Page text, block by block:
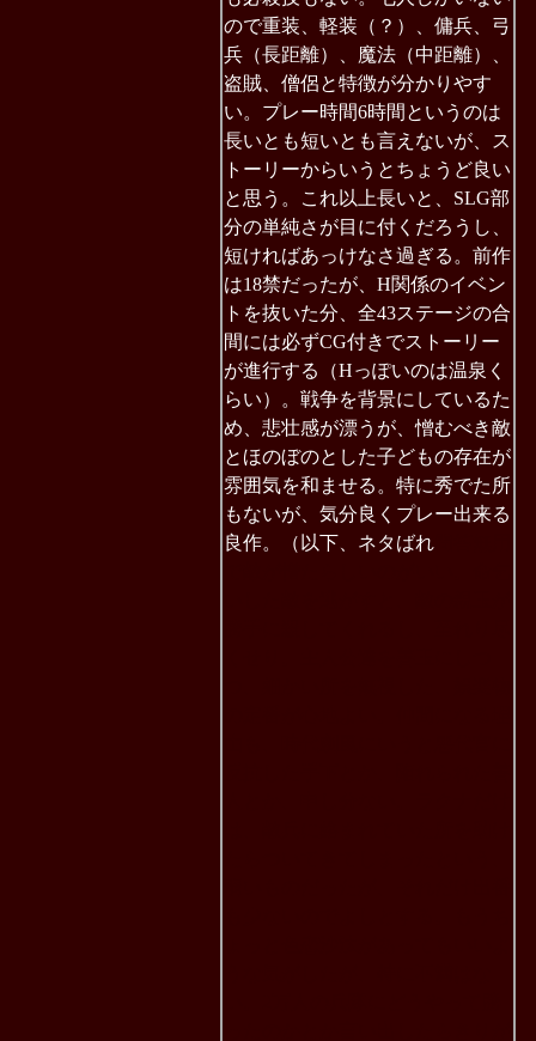
ので重装、軽装（？）、傭兵、弓
兵（長距離）、魔法（中距離）、
盗賊、僧侶と特徴が分かりやす
い。プレー時間6時間というのは
長いとも短いとも言えないが、ス
トーリーからいうとちょうど良い
と思う。これ以上長いと、SLG部
分の単純さが目に付くだろうし、
短ければあっけなさ過ぎる。前作
は18禁だったが、H関係のイベン
トを抜いた分、全43ステージの合
間には必ずCG付きでストーリー
が進行する（Hっぽいのは温泉く
らい）。戦争を背景にしているた
め、悲壮感が漂うが、憎むべき敵
とほのぼのとした子どもの存在が
雰囲気を和ませる。特に秀でた所
もないが、気分良くプレー出来る
良作。（以下、ネタばれ